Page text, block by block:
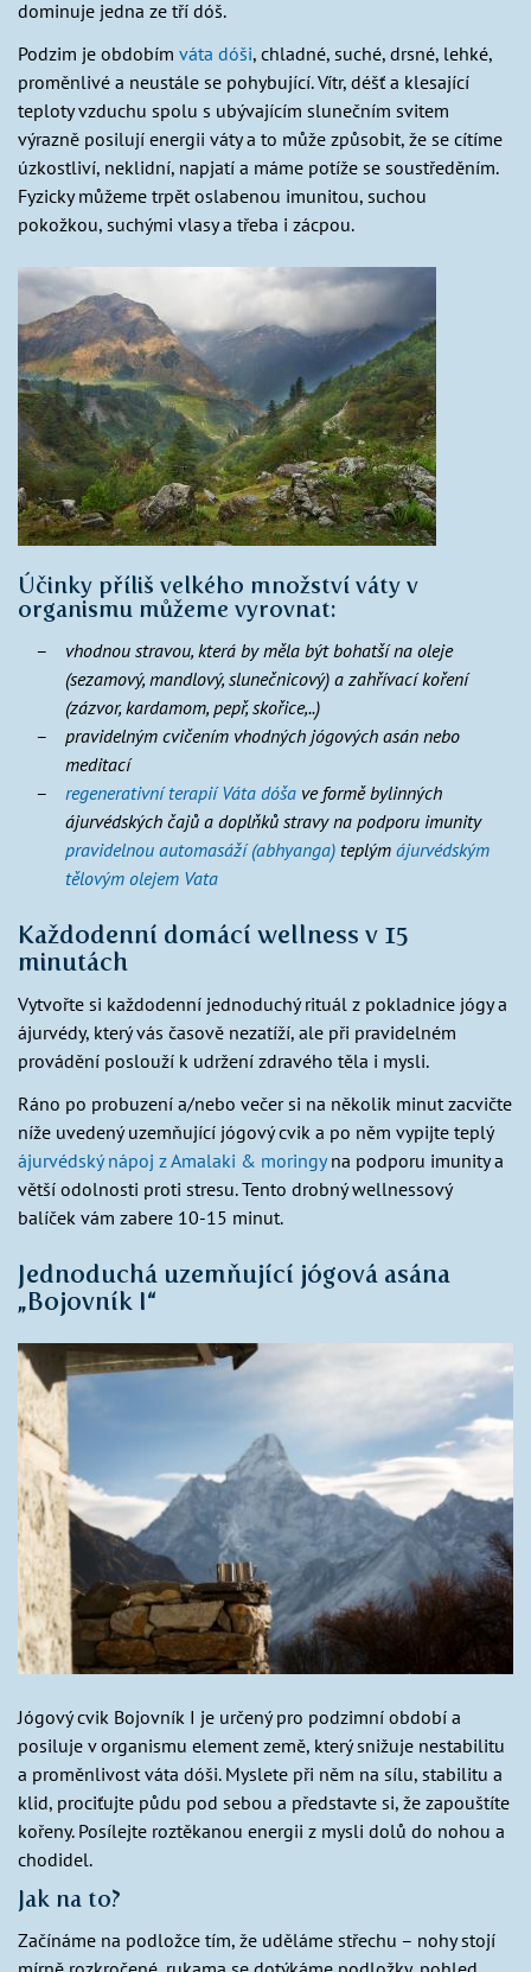
dominuje jedna ze tří dóš.
Podzim je obdobím váta dóši, chladné, suché, drsné, lehké,
proměnlivé a neustále se pohybující. Vítr, déšť a klesající
teploty vzduchu spolu s ubývajícím slunečním svitem
výrazně posilují energii váty a to může způsobit, že se cítíme
úzkostliví, neklidní, napjatí a máme potíže se soustředěním.
Fyzicky můžeme trpět oslabenou imunitou, suchou
pokožkou, suchými vlasy a třeba i zácpou.
Účinky příliš velkého množství váty v
organismu můžeme vyrovnat:
vhodnou stravou, která by měla být bohatší na oleje
(sezamový, mandlový, slunečnicový) a zahřívací koření
(zázvor, kardamom, pepř, skořice,..)
pravidelným cvičením vhodných jógových asán nebo
meditací
regenerativní terapií Váta dóša ve formě bylinných
ájurvédských čajů a doplňků stravy na podporu imunity
pravidelnou automasáží (abhyanga) teplým ájurvédským
tělovým olejem Vata
Každodenní domácí wellness v 15
minutách
Vytvořte si každodenní jednoduchý rituál z pokladnice jógy a
ájurvédy, který vás časově nezatíží, ale při pravidelném
provádění poslouží k udržení zdravého těla i mysli.
Ráno po probuzení a/nebo večer si na několik minut zacvičte
níže uvedený uzemňující jógový cvik a po něm vypijte teplý
ájurvédský nápoj z Amalaki & moringyna podporu imunity a
větší odolnosti proti stresu. Tento drobný wellnessový
balíček vám zabere 10-15 minut.
Jednoduchá uzemňující jógová asána
„Bojovník I“
Jógový cvik Bojovník I je určený pro podzimní období a
posiluje v organismu element země, který snižuje nestabilitu
a proměnlivost váta dóši. Myslete při něm na sílu, stabilitu a
klid, prociťujte půdu pod sebou a představte si, že zapouštíte
kořeny. Posílejte roztěkanou energii z mysli dolů do nohou a
chodidel.
Jak na to?
Začínáme na podložce tím, že uděláme střechu – nohy stojí